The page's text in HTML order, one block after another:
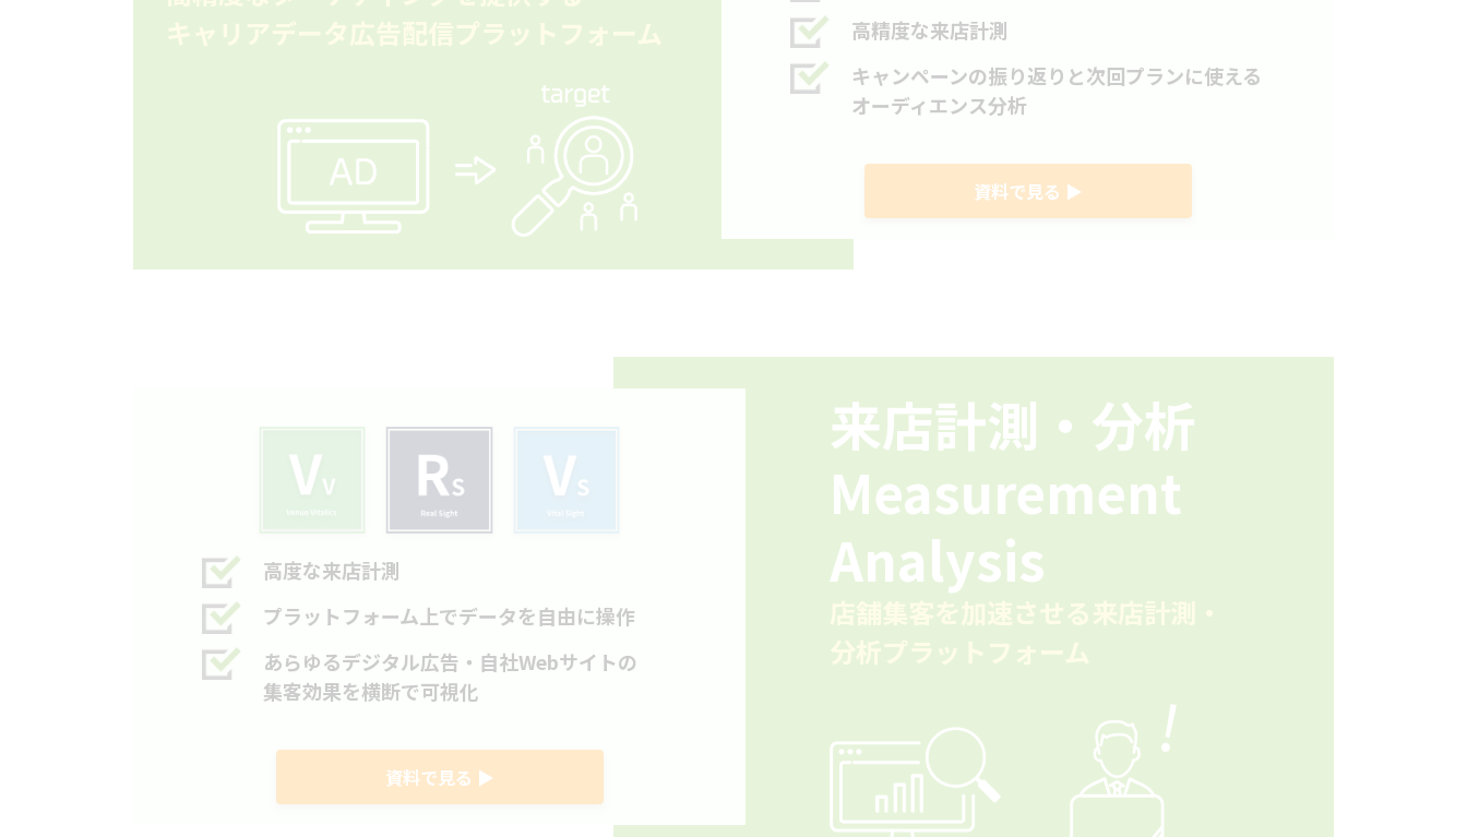
キャリアデータ広告配信プラットフォーム
高精度な来店計測
キャンペーンの振り返りと次回プランに使える
オーディエンス分析
資料で見る ▶︎
高度な来店計測
プラットフォーム上でデータを自由に操作
あらゆるデジタル広告・自社Webサイトの
集客効果を横断で可視化
資料で見る ▶︎
来店計測・分析
Measurement
Analysis
店舗集客を加速させる来店計測・
分析プラットフォーム